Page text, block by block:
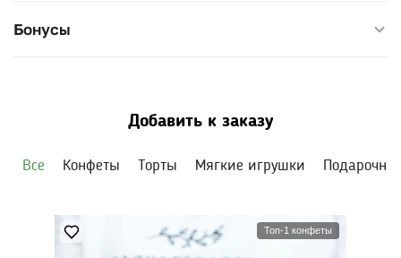
Бонусы
Добавить к заказу
Все Конфеты Торты Мягкие игрушки
Топ-1 конфеты